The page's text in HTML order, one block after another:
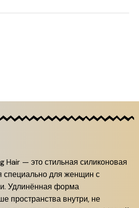
Hair — это стильная силиконовая
специально для женщин с
Удлинённая форма
пространства внутри, не